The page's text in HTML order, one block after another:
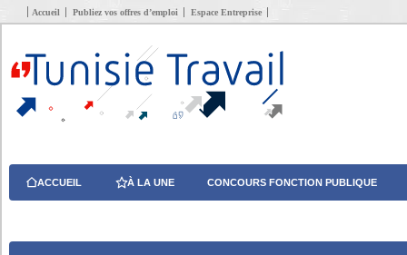
Accueil Publiez vos offres d’emploi Espace Entreprise
ACCUEIL À LA UNE CONCOURS FONCTION PUBLIQUE